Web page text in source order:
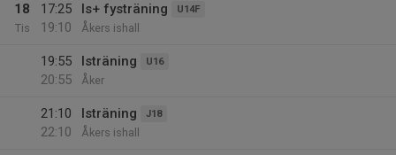
18
Tis
17:25
19:10
Is+ fysträning U14F
Åkers ishall
19:55
20:55
Isträning U16
Åker
21:10
22:10
Isträning J18
Åkers ishall